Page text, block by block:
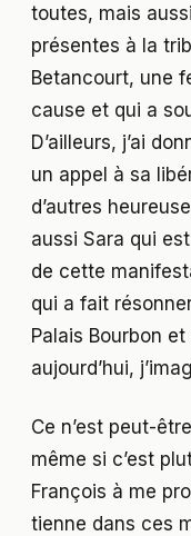
toutes, mais
présentes à la
Betancourt, une
cause et qui a
D’ailleurs, j’ai
un appel à sa
d’autres
aussi Sara qui
de cette
qui a fait
Palais Bourbon
aujourd’hui,
Ce n’est peut-
même si c’est
François à me
tienne dans ces